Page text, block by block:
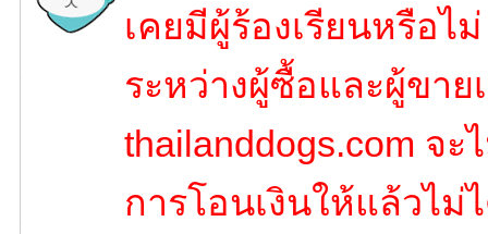
เคยมีผู้ร้องเรียนหรือไ
ระหว่างผู้ซื้อและผู้ขาย
thailanddogs.com จ
การโอนเงินให้แล้วไ